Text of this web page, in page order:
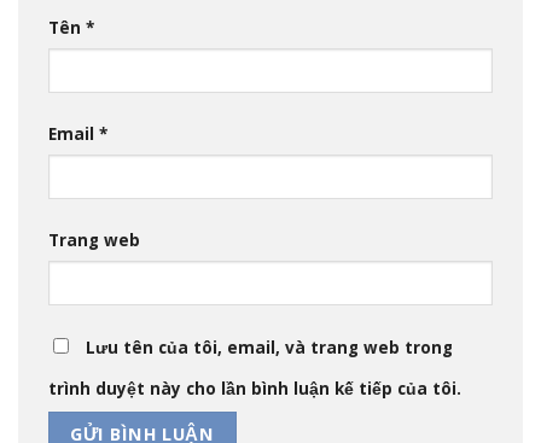
Tên *
Email *
Trang web
Lưu tên của tôi, email, và trang web trong
trình duyệt này cho lần bình luận kế tiếp của tôi.